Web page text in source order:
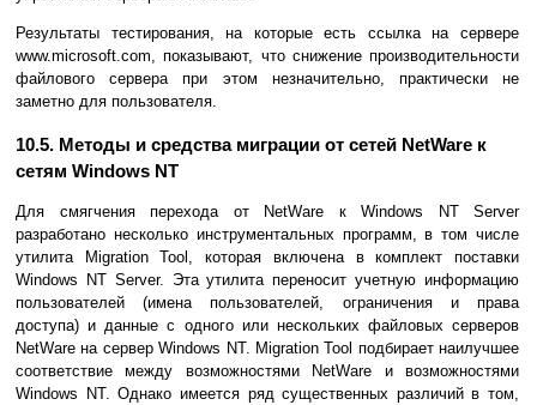
Результаты тестирования, на которые есть ссылка на сервере
www.microsoft.com, показывают, что снижение производительности
файлового сервера при этом незначительно, практически не
заметно для пользователя.
10.5. Методы и средства миграции от сетей NetWare к
сетям Windows NT
Для смягчения перехода от NetWare к Windows NT Server
разработано несколько инструментальных программ, в том числе
утилита Migration Tool, которая включена в комплект поставки
Windows NT Server. Эта утилита переносит учетную информацию
пользователей (имена пользователей, ограничения и права
доступа) и данные с одного или нескольких файловых серверов
NetWare на сервер Windows NT. Migration Tool подбирает наилучшее
соответствие между возможностями NetWare и возможностями
Windows NT. Однако имеется ряд существенных различий в том,